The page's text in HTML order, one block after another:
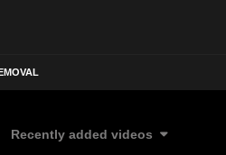
Recently added videos